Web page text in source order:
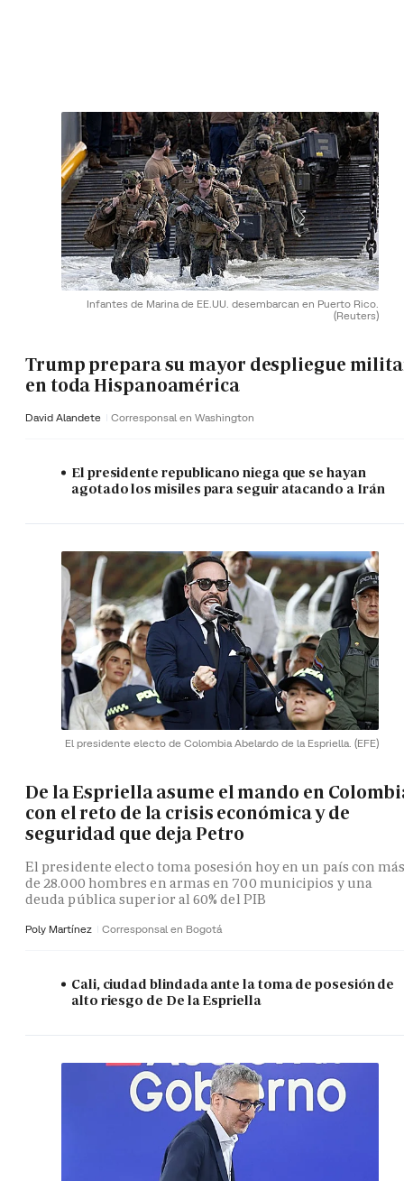
Infantes de Marina de EE.UU. desembarcan en Puerto Rico.
(Reuters)
Trump prepara su mayor despliegue
en toda Hispanoamérica
David Alandete Corresponsal en Washington
El presidente republicano niega que se hayan
agotado los misiles para seguir atacando a Irán
El presidente electo de Colombia Abelardo de la Espriella. (EFE)
De la Espriella asume el mando en
con el reto de la crisis económica y de
seguridad que deja Petro
El presidente electo toma posesión hoy en un país con
de 28.000 hombres en armas en 700 municipios y una
deuda pública superior al 60% del PIB
Poly Martínez Corresponsal en Bogotá
Cali, ciudad blindada ante la toma de posesión de
alto riesgo de De la Espriella